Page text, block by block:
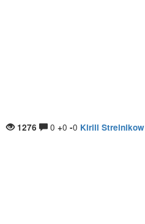
1276 0 +0 -0 Kirill Strelnikow